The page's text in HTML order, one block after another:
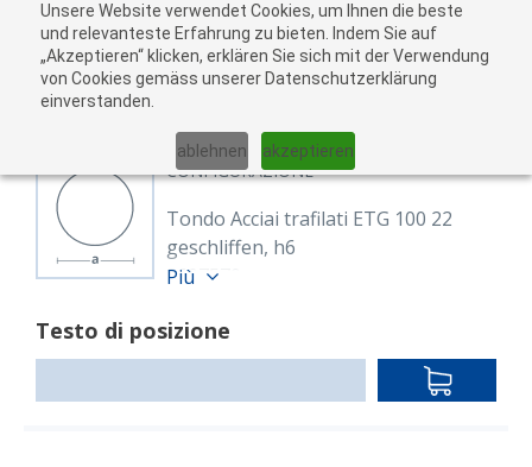
Unsere Website verwendet Cookies, um Ihnen die beste
und relevanteste Erfahrung zu bieten. Indem Sie auf
„Akzeptieren“ klicken, erklären Sie sich mit der Verwendung
von Cookies gemäss unserer Datenschutzerklärung
einverstanden.
ablehnen akzeptieren
01 02
CONFIGURAZIONE
Tondo Acciai trafilati ETG 100 22
geschliffen, h6
8607570
blank, geschliffen h6
Lunghezza: 3,000.00 mm
Più
Testo di posizione
IN